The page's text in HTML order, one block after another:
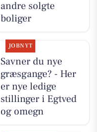
andre solgte
boliger
JOBNYT
Savner du nye
græsgange? - Her
er nye ledige
stillinger i Egtved
og omegn